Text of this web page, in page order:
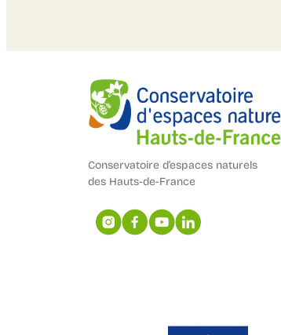
Conservatoire d’espaces naturels
des Hauts-de-France